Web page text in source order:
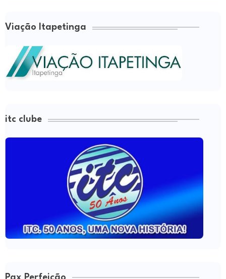
Viação Itapetinga
itc clube